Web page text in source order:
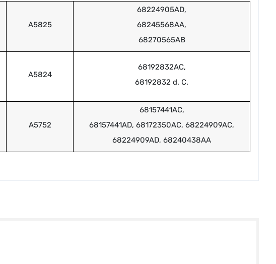
A5825
68224905AD,
68245568AA,
68270565AB
A5824
68192832AC,
68192832 d. C.
A5752
68157441AC,
68157441AD, 68172350AC, 68224909AC,
68224909AD, 68240438AA